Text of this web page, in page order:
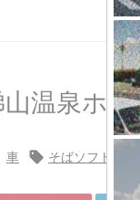
山温泉ホ
車  そばソフト